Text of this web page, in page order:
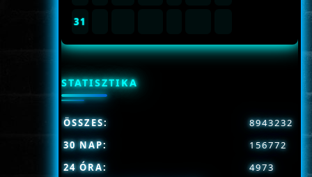
31
STATISZTIKA
ÖSSZES:
8943232
30 NAP:
156772
24 ÓRA:
4973